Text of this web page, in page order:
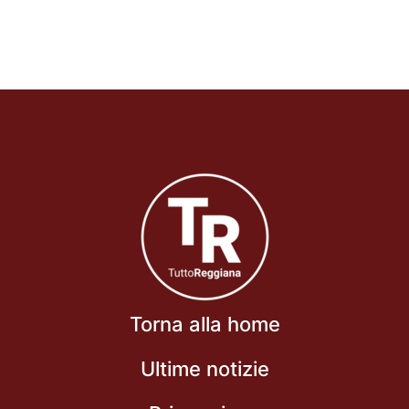
Torna alla home
Ultime notizie